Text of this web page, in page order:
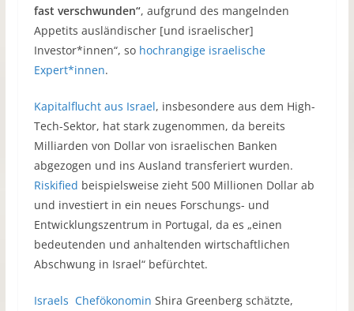
fast verschwunden“, aufgrund des mangelnden
Appetits ausländischer [und israelischer]
Investor*innen“, so hochrangige israelische
Expert*innen.
Kapitalflucht aus Israel, insbesondere aus dem High-
Tech-Sektor, hat stark zugenommen, da bereits
Milliarden von Dollar von israelischen Banken
abgezogen und ins Ausland transferiert wurden.
Riskified beispielsweise zieht 500 Millionen Dollar ab
und investiert in ein neues Forschungs- und
Entwicklungszentrum in Portugal, da es „einen
bedeutenden und anhaltenden wirtschaftlichen
Abschwung in Israel“ befürchtet.
Israels Chefökonomin Shira Greenberg schätzte,